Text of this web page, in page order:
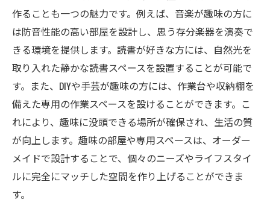
作ることも一つの魅力です。例えば、音楽が趣味の方に
は防音性能の高い部屋を設計し、思う存分楽器を演奏で
きる環境を提供します。読書が好きな方には、自然光を
取り入れた静かな読書スペースを設置することが可能で
す。また、DIYや手芸が趣味の方には、作業台や収納棚を
備えた専用の作業スペースを設けることができます。こ
れにより、趣味に没頭できる場所が確保され、生活の質
が向上します。趣味の部屋や専用スペースは、オーダー
メイドで設計することで、個々のニーズやライフスタイ
ルに完全にマッチした空間を作り上げることができま
す。